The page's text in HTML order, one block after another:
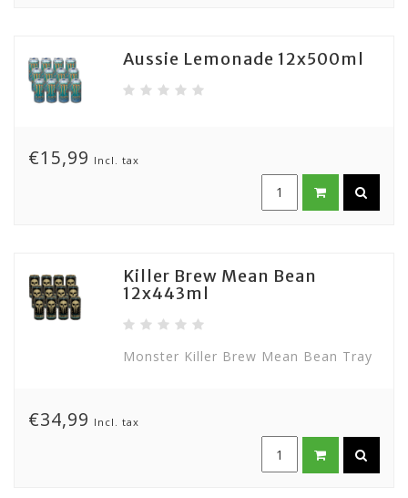
Aussie Lemonade 12x500ml
€15,99 Incl. tax
Killer Brew Mean Bean
12x443ml
Monster Killer Brew Mean Bean Tray
€34,99 Incl. tax